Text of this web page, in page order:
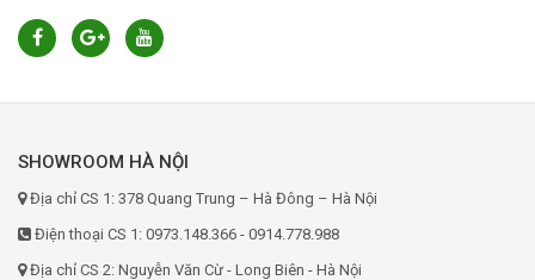
SHOWROOM HÀ NỘI
Địa chỉ CS 1: 378 Quang Trung – Hà Đông – Hà Nội
Điện thoại CS 1: 0973.148.366 - 0914.778.988
Địa chỉ CS 2: Nguyễn Văn Cừ - Long Biên - Hà Nội